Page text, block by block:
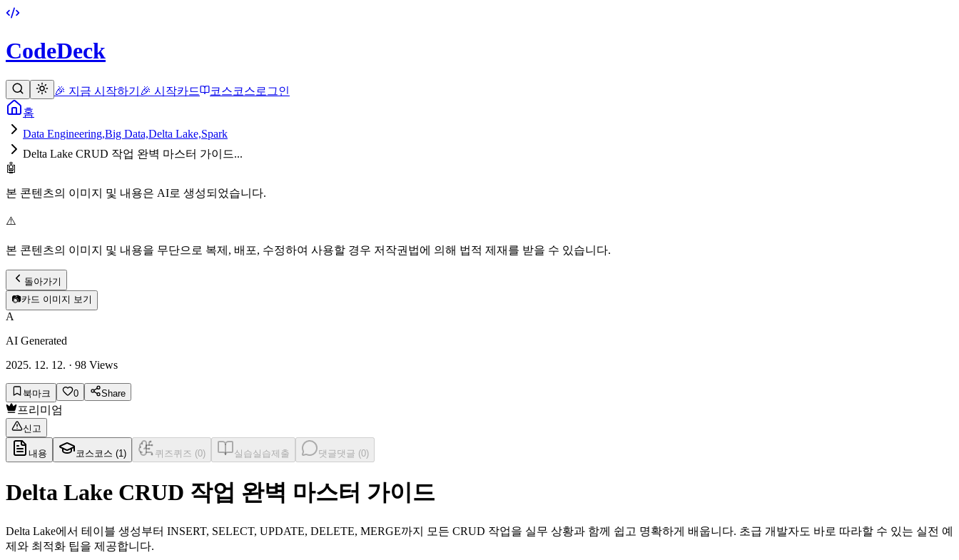
CodeDeck
🎉 지금 시작하기 🎉 시작카드 코스코스로그인
홈
Data Engineering,Big Data,Delta Lake,Spark
Delta Lake CRUD 작업 완벽 마스터 가이드...
🤖
본 콘텐츠의 이미지 및 내용은 AI로 생성되었습니다.
⚠️
본 콘텐츠의 이미지 및 내용을 무단으로 복제, 배포, 수정하여 사용할 경우 저작권법에 의해 법적 제재를 받을 수 있습니다.
돌아가기
📷카드 이미지 보기
A
AI Generated
2025. 12. 12. · 98 Views
북마크 0 Share
프리미엄
신고
내용 코스 코스 (1 ) 퀴즈퀴즈 (0) 실습실습제출 댓글댓글 (0)
Delta Lake CRUD 작업 완벽 마스터 가이드
Delta Lake에서 테이블 생성부터 INSERT, SELECT, UPDATE, DELETE, MERGE까지 모든 CRUD 작업을 실무 상황과 함께 쉽고 명확하게 배웁니다. 초급 개발자도 바로 따라할 수 있는 실전 예
제와 최적화 팁을 제공합니다.